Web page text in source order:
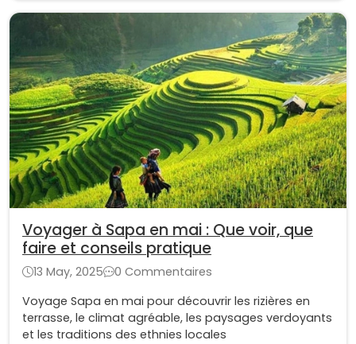
Voyager à Sapa en mai : Que voir, que
faire et conseils pratique
13 May, 2025
0 Commentaires
Voyage Sapa en mai pour découvrir les rizières en
terrasse, le climat agréable, les paysages verdoyants
et les traditions des ethnies locales